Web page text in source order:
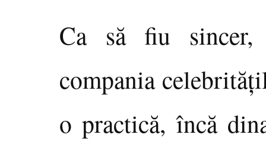
Ca să fiu sincer,
compania
o practică, încă